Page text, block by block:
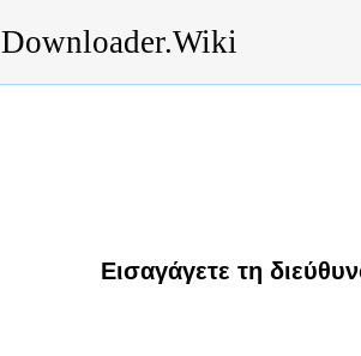
Downloader.Wiki
Εισαγάγετε τη